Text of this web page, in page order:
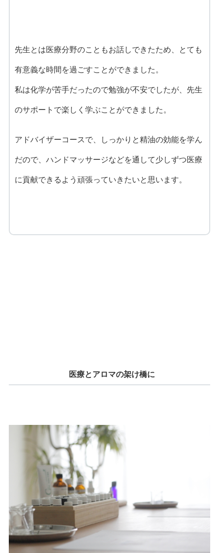
先生とは医療分野のこともお話しできたため、とても
有意義な時間を過ごすことができました。
私は化学が苦手だったので勉強が不安でしたが、先生
のサポートで楽しく学ぶことができました。
アドバイザーコースで、しっかりと精油の効能を学ん
だので、ハンドマッサージなどを通して少しずつ医療
に貢献できるよう頑張っていきたいと思います。
医療とアロマの架け橋に